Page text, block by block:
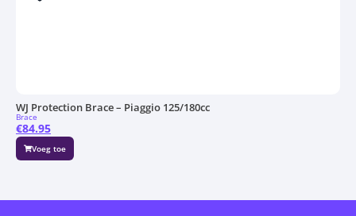
WJ Protection Brace – Piaggio 125/180cc
Brace
Voeg toe
€84.95